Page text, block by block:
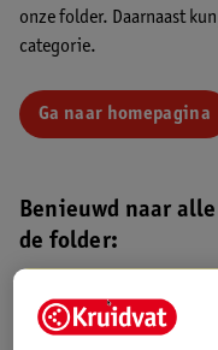
onze folder. Daarnaast
categorie.
Ga naar homepagina
Benieuwd naar
de folder:
Kruidvat folder